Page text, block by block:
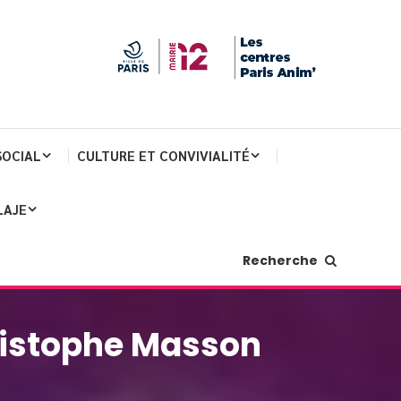
CULTURE ET CONVIVIALITÉ
Recherche
Masson